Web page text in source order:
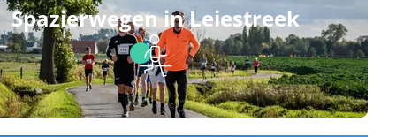
Spazierwegen in Leiestreek